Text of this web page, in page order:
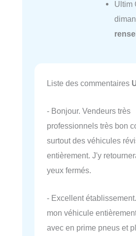
Ultim
Liste des commentaires
- Bonjour. Vendeurs très
professionnels très bon
surtout des véhicules
entièrement. J'y
yeux fermés.
- Excellent
mon véhicule
avec en prime pneus et